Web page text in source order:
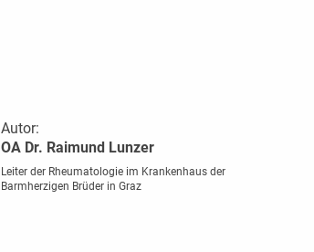
Autor:
OA Dr. Raimund Lunzer
Leiter der Rheumatologie im Krankenhaus der
Barmherzigen Brüder in Graz